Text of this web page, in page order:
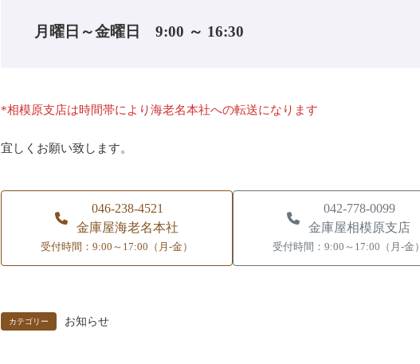
月曜日～金曜日 9:00 ～ 16:30
*相模原支店は時間帯により海老名本社への転送になります
宜しくお願い致します。
046-238-4521
金庫屋海老名本社
受付時間：9:00～17:00（月-金）
042-778-0099
金庫屋相模原支店
受付時間：9:00～17:00（月-金）
カテゴリー お知らせ